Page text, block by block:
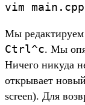
Мы
Ctrl^c. Мы
Ничего никуда
открывает
screen). Для